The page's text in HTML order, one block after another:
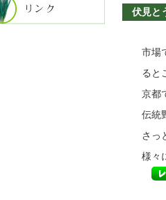
伏見と
市場
ると
京都
伝統
さっ
様々